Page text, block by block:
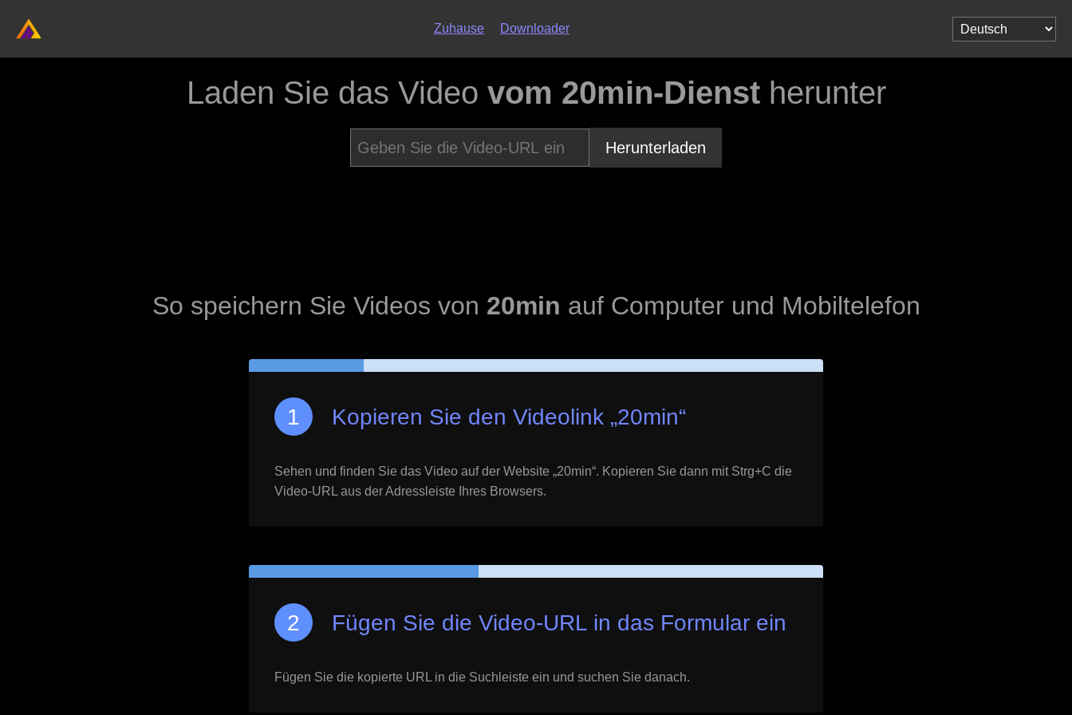
Zuhause Downloader
Laden Sie das Video vom 20min-Dienstherunter
Herunterladen
So speichern Sie Videos von 20min auf Computer und Mobiltelefon
Kopieren Sie den Videolink „20min“
Sehen und finden Sie das Video auf der Website „20min“. Kopieren Sie dann mit Strg+C die
Video-URL aus der Adressleiste Ihres Browsers.
Fügen Sie die Video-URL in das Formular ein
Fügen Sie die kopierte URL in die Suchleiste ein und suchen Sie danach.